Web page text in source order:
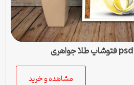
مشاهده و خرید